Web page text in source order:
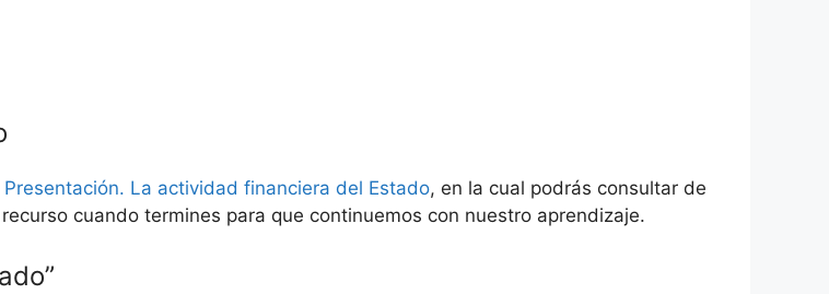
Presentación. La actividad financiera del Estado, en la cual podrás consultar de
cuando termines para que continuemos con nuestro aprendizaje.